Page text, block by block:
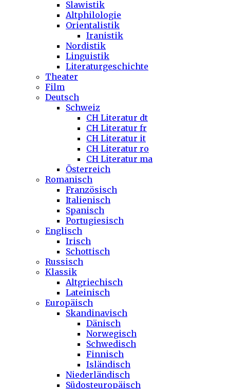
Slawistik
Altphilologie
Orientalistik
Iranistik
Nordistik
Linguistik
Literaturgeschichte
Theater
Film
Deutsch
Schweiz
CH Literatur dt
CH Literatur fr
CH Literatur it
CH Literatur ro
CH Literatur ma
Österreich
Romanisch
Französisch
Italienisch
Spanisch
Portugiesisch
Englisch
Irisch
Schottisch
Russisch
Klassik
Altgriechisch
Lateinisch
Europäisch
Skandinavisch
Dänisch
Norwegisch
Schwedisch
Finnisch
Isländisch
Niederländisch
Südosteuropäisch